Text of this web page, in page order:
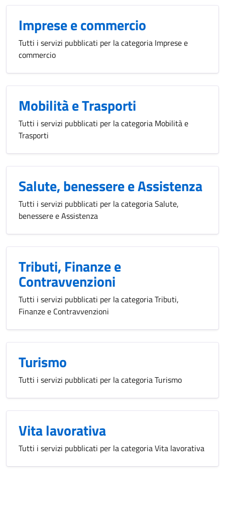
Imprese e commercio
Tutti i servizi pubblicati per la categoria Imprese e
commercio
Mobilità e Trasporti
Tutti i servizi pubblicati per la categoria Mobilità e
Trasporti
Salute, benessere e Assistenza
Tutti i servizi pubblicati per la categoria Salute,
benessere e Assistenza
Tributi, Finanze e
Contravvenzioni
Tutti i servizi pubblicati per la categoria Tributi,
Finanze e Contravvenzioni
Turismo
Tutti i servizi pubblicati per la categoria Turismo
Vita lavorativa
Tutti i servizi pubblicati per la categoria Vita lavorativa